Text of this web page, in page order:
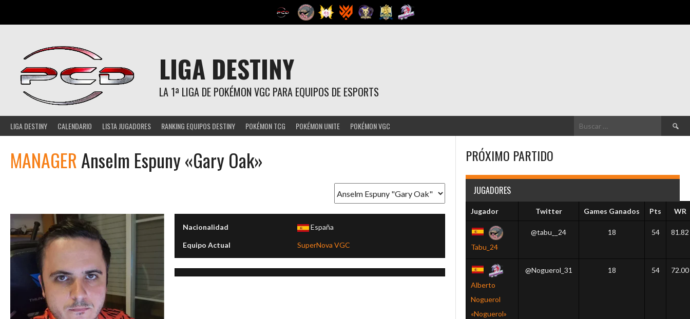
contenido
LIGA DESTINY
LA 1ª LIGA DE POKÉMON VGC PARA EQUIPOS DE ESPORTS
LIGA DESTINY CALENDARIO LISTA JUGADORES RANKING EQUIPOS DESTINY POKÉMON TCG POKÉMON UNITE POKÉMON VGC Buscar:
MANAGERAnselm Espuny «Gary Oak»
Nacionalidad España
Equipo Actual SuperNova VGC
PRÓXIMO PARTIDO
JUGADORES
Jugador Twitter Games Ganados Pts WR
Tabu_24
@tabu__24 18 54 81.82
Alberto
Noguerol
«Noguerol»
@Noguerol_31 18 54 72.00